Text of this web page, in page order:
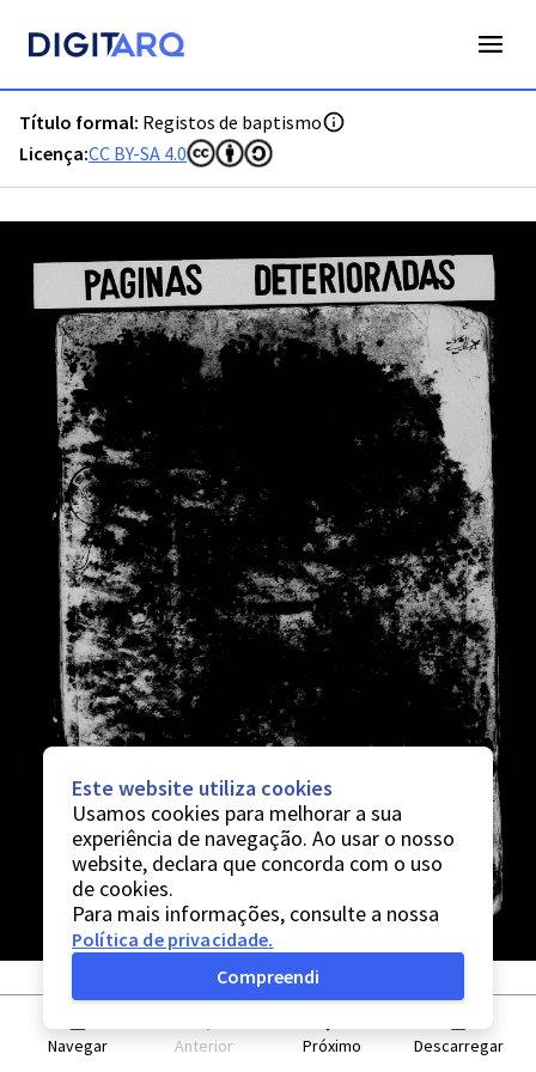
Título formal: Registos de baptismo
Licença:CC BY-SA 4.0
Navegar Anterior Próximo Descarregar
Este website utiliza cookies
Usamos cookies para melhorar a sua
experiência de navegação. Ao usar o nosso
website, declara que concorda com o uso
de cookies.
Para mais informações, consulte a nossa
Política de privacidade.
Compreendi